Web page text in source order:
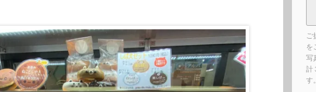
ご
を
写
計
す